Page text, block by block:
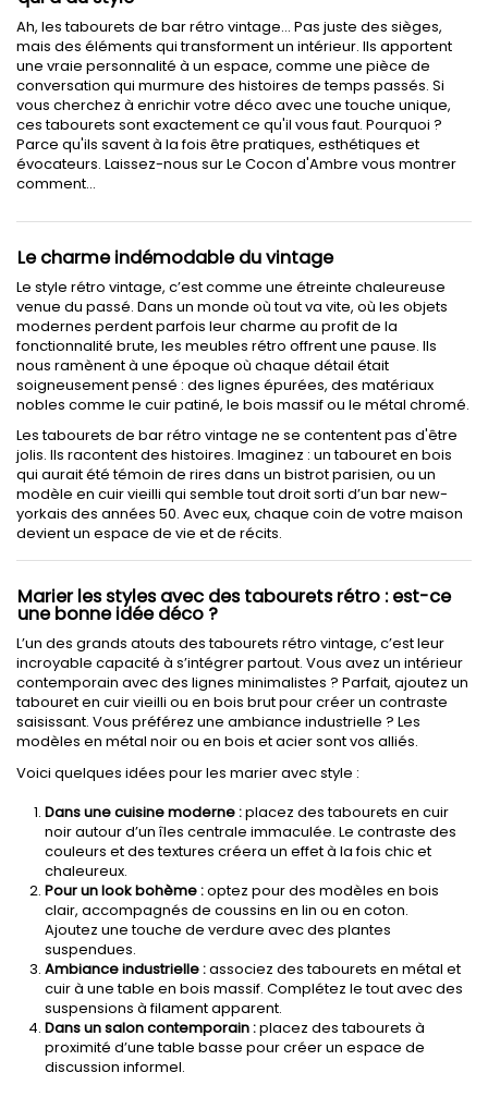
Ah, les tabourets de bar rétro vintage… Pas juste des sièges,
mais des éléments qui transforment un intérieur. Ils apportent
une vraie personnalité à un espace, comme une pièce de
conversation qui murmure des histoires de temps passés. Si
vous cherchez à enrichir votre déco avec une touche unique,
ces tabourets sont exactement ce qu'il vous faut. Pourquoi ?
Parce qu'ils savent à la fois être pratiques, esthétiques et
évocateurs. Laissez-nous sur Le Cocon d'Ambre vous montrer
comment...
Le charme indémodable du vintage
Le style rétro vintage, c’est comme une étreinte chaleureuse
venue du passé. Dans un monde où tout va vite, où les objets
modernes perdent parfois leur charme au profit de la
fonctionnalité brute, les meubles rétro offrent une pause. Ils
nous ramènent à une époque où chaque détail était
soigneusement pensé : des lignes épurées, des matériaux
nobles comme le cuir patiné, le bois massif ou le métal chromé.
Les tabourets de bar rétro vintage ne se contentent pas d'être
jolis. Ils racontent des histoires. Imaginez : un tabouret en bois
qui aurait été témoin de rires dans un bistrot parisien, ou un
modèle en cuir vieilli qui semble tout droit sorti d’un bar new-
yorkais des années 50. Avec eux, chaque coin de votre maison
devient un espace de vie et de récits.
Marier les styles avec des tabourets rétro : est-ce
une bonne idée déco ?
L’un des grands atouts des tabourets rétro vintage, c’est leur
incroyable capacité à s’intégrer partout. Vous avez un intérieur
contemporain avec des lignes minimalistes ? Parfait, ajoutez un
tabouret en cuir vieilli ou en bois brut pour créer un contraste
saisissant. Vous préférez une ambiance industrielle ? Les
modèles en métal noir ou en bois et acier sont vos alliés.
Voici quelques idées pour les marier avec style :
Dans une cuisine moderne :placez des tabourets en cuir
noir autour d’un îles centrale immaculée. Le contraste des
couleurs et des textures créera un effet à la fois chic et
chaleureux.
Pour un look bohème :optez pour des modèles en bois
clair, accompagnés de coussins en lin ou en coton.
Ajoutez une touche de verdure avec des plantes
suspendues.
Ambiance industrielle :associez des tabourets en métal et
cuir à une table en bois massif. Complétez le tout avec des
suspensions à filament apparent.
Dans un salon contemporain :placez des tabourets à
proximité d’une table basse pour créer un espace de
discussion informel.